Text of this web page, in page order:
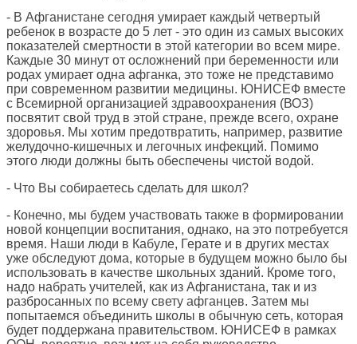
- В Афганистане сегодня умирает каждый четвертый
ребенок в возрасте до 5 лет - это один из самых высоких
показателей смертности в этой категории во всем мире.
Каждые 30 минут от осложнений при беременности или
родах умирает одна афганка, это тоже не представимо
при современном развитии медицины. ЮНИСЕФ вместе
с Всемирной организацией здравоохранения (ВОЗ)
посвятит свой труд в этой стране, прежде всего, охране
здоровья. Мы хотим предотвратить, например, развитие
желудочно-кишечных и легочных инфекций. Помимо
этого люди должны быть обеспечены чистой водой.
- Что Вы собираетесь сделать для школ?
- Конечно, мы будем участвовать также в формировании
новой концепции воспитания, однако, на это потребуется
время. Наши люди в Кабуле, Герате и в других местах
уже обследуют дома, которые в будущем можно было бы
использовать в качестве школьных зданий. Кроме того,
надо набрать учителей, как из Афганистана, так и из
разбросанных по всему свету афганцев. Затем мы
попытаемся объединить школы в обычную сеть, которая
будет поддержана правительством. ЮНИСЕФ в рамках